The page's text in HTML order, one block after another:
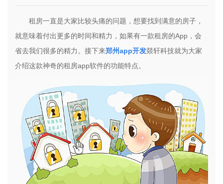
租房一直是大家比较头痛的问题，想要找到满意的房子，
就意味着付出更多的时间和精力，如果有一款租房的App，会
省去我们很多的精力。接下来郑州app开发燚轩科技就为大家
介绍这款神奇的租房app软件的功能特点。